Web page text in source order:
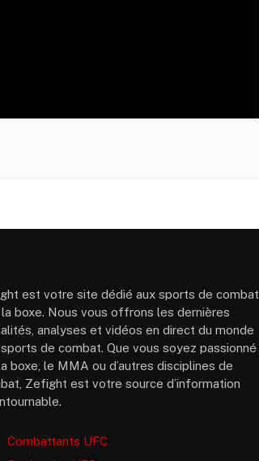
est votre site dédié aux sports de combat
boxe. Nous vous offrons les dernières
analyses et vidéos en direct du monde
de combat. Que vous soyez passionné
boxe, le MMA ou d’autres disciplines de
Zefight est votre source d’information
Combattants UFC